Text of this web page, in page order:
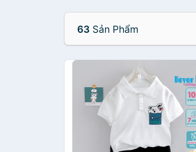
63 Sản Phẩm